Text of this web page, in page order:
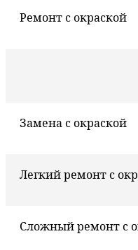
Ремонт с окраской
Замена с окраской
Легкий ремонт с
Сложный ремонт с